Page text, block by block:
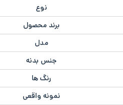
نوع
برند محصول
مدل
جنس بدنه
رنگ ها
نمونه واقعی